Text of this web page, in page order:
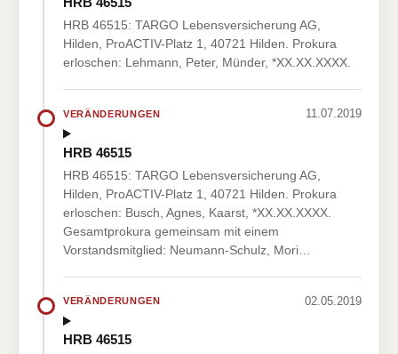
HRB 46515: TARGO Lebensversicherung AG,
Hilden, ProACTIV-Platz 1, 40721 Hilden. Prokura
erloschen: Lehmann, Peter, Münder, *XX.XX.XXXX.
VERÄNDERUNGEN 11.07.2019
HRB 46515
HRB 46515: TARGO Lebensversicherung AG,
Hilden, ProACTIV-Platz 1, 40721 Hilden. Prokura
erloschen: Busch, Agnes, Kaarst, *XX.XX.XXXX.
Gesamtprokura gemeinsam mit einem
Vorstandsmitglied: Neumann-Schulz, Mori…
VERÄNDERUNGEN 02.05.2019
HRB 46515